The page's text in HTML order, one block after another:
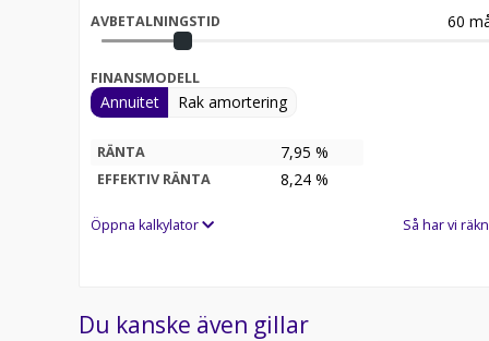
AVBETALNINGSTID 60
FINANSMODELL
Annuitet Rak amortering
RÄNTA 7,95 %
EFFEKTIV RÄNTA 8,24 %
Öppna kalkylator Så har vi
Du kanske även gillar